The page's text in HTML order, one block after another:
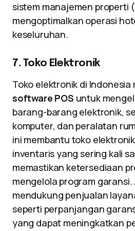
sistem manajemen properti
mengoptimalkan operasi
keseluruhan.
7. Toko Elektronik
Toko elektronik di
software POS untuk
barang-barang elektronik,
komputer, dan peralatan
ini membantu toko
inventaris yang sering kali
memastikan ketersediaan
mengelola program garansi.
mendukung penjualan
seperti perpanjangan
yang dapat meningkatkan